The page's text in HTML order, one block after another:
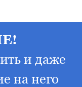
и даже
на него